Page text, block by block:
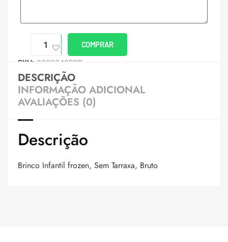
COMPRAR
SKU: 2000648BRB
DESCRIÇÃO
INFORMAÇÃO ADICIONAL
AVALIAÇÕES (0)
Descrição
Brinco Infantil frozen, Sem Tarraxa, Bruto